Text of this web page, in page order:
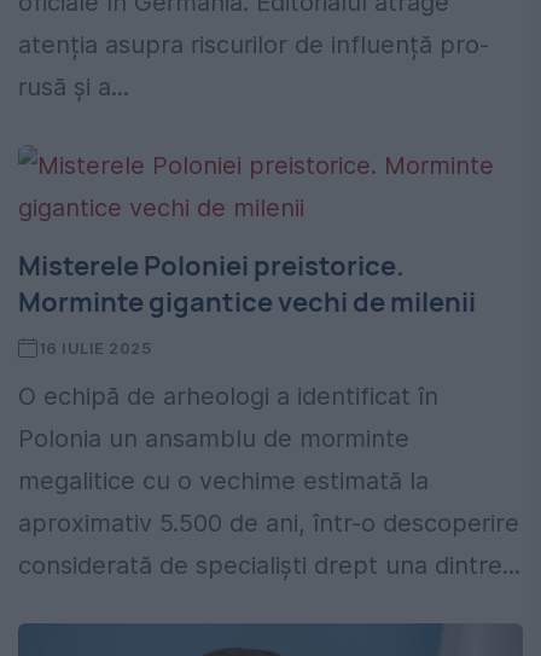
atenția asupra riscurilor de influență pro-
rusă și a...
Misterele Poloniei preistorice.
Morminte gigantice vechi de milenii
16 IULIE 2025
O echipă de arheologi a identificat în
Polonia un ansamblu de morminte
megalitice cu o vechime estimată la
aproximativ 5.500 de ani, într-o descoperire
considerată de specialiști drept una dintre...